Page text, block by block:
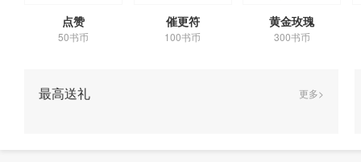
点赞
50书币
催更符
100书币
黄金玫瑰
300书币
最高送礼 更多>